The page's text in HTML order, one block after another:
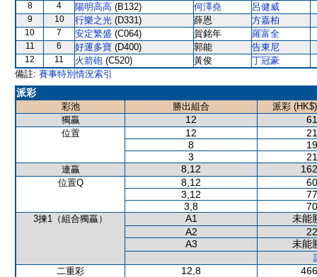
8 4 陽明高高 (B132) 何澤堯 呂健威
9 10 行樂之光 (D331) 薛恩 方嘉柏
10 7 安定繁盛 (C064) 賀銘年 羅富全
11 6 好運多寶 (D400) 郭能 告東尼
12 11 火箭砲 (C520) 黃俊
丁冠豪
備註: 賽事特別情況索引
派彩
彩池 勝出組合
派彩 (HK$)
獨贏
12
位置 12
8
3
連贏 8,12
位置Q 8,12
3,12
3,8
3揀1（組合獨贏） A1
未能
A2
A3
未能
二重彩
12,8